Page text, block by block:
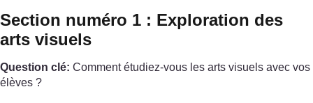
Section numéro 1 : Exploration des
arts visuels
Question clé: Comment étudiez-vous les arts visuels avec vos
élèves ?